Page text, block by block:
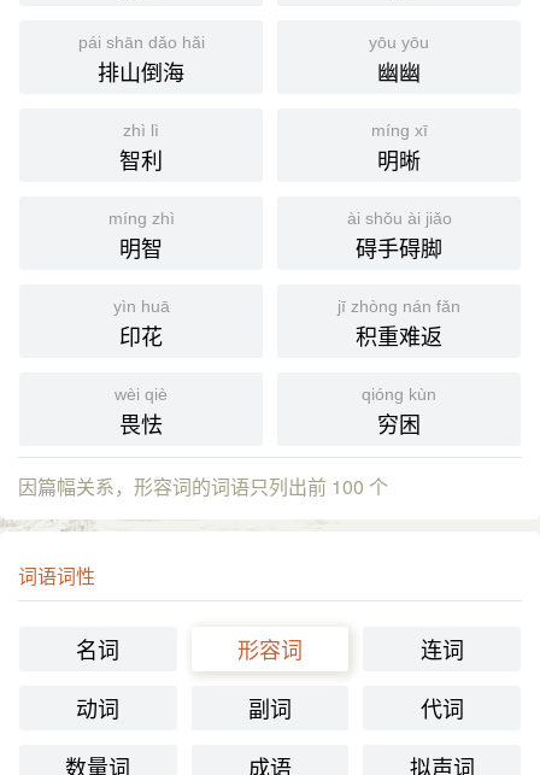
pái shān dǎo hǎi
排山倒海
yōu yōu
幽幽
zhì lì
智利
míng xī
明晰
míng zhì
明智
ài shǒu ài jiǎo
碍手碍脚
yìn huā
印花
jī zhòng nán fǎn
积重难返
wèi qiè
畏怯
qióng kùn
穷困
因篇幅关系，形容词的词语只列出前 100 个
词语词性
名词 形容词
连词
动词
副词
代词
数量词
成语
拟声词